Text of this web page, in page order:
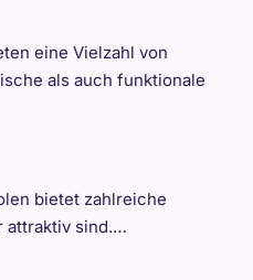
eine Vielzahl von
als auch funktionale
bietet zahlreiche
attraktiv sind.…